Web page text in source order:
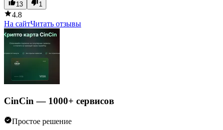
13 1
4.8
На сайтЧитать отзывы
CinCin — 1000+ сервисов
Простое решение